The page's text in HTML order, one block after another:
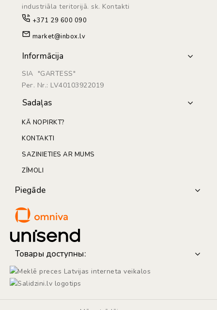
industriāla teritorijā. sk. Kontakti
+371 29 600 090
market@inbox.lv
Informācija
SIA "GARTESS"
Рег. Nr.: LV40103922019
Sadaļas
KĀ NOPIRKT?
KONTAKTI
SAZINIETIES AR MUMS
ZĪMOLI
Piegāde
Товары доступны: